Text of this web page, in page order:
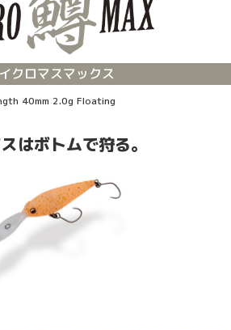
クロマスマックス
40mm 2.0g Floating
はボトムで狩る。